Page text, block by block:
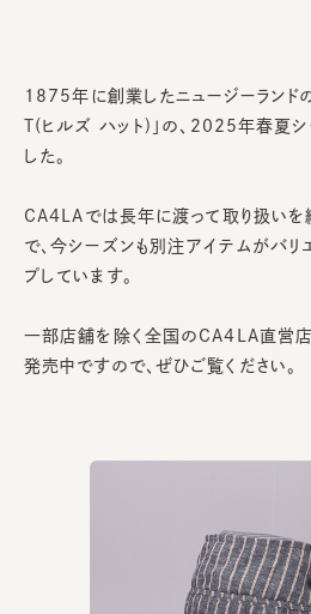
1875年に創業したニュージーランド
T(ヒルズ ハット)」の、2025年春夏
した。
CA4LAでは長年に渡って取り扱いを
で、今シーズンも別注アイテムがバリ
プしています。
一部店舗を除く全国のCA4LA直営店
発売中ですので、ぜひご覧ください。